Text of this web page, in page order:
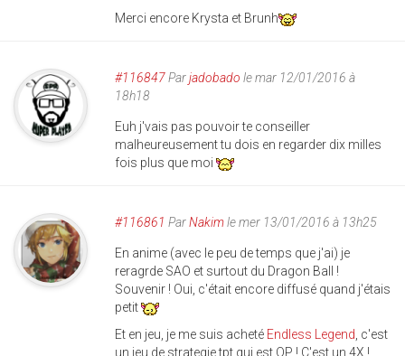
Merci encore Krysta et Brunh
#116847Parjadobado le mar 12/01/2016 à
18h18
Euh j'vais pas pouvoir te conseiller
malheureusement tu dois en regarder dix milles
fois plus que moi
#116861 ParNakimle mer 13/01/2016 à 13h25
En anime (avec le peu de temps que j'ai) je
reragrde SAO et surtout du Dragon Ball !
Souvenir ! Oui, c'était encore diffusé quand j'étais
petit
Et en jeu, je me suis acheté Endless Legend, c'est
un jeu de strategie tpt qui est OP ! C'est un 4X !